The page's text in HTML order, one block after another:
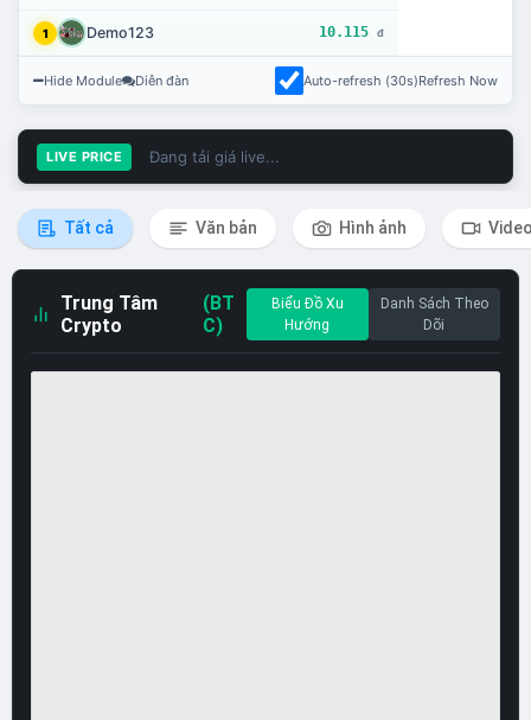
1 Demo123 10.115 đ
Hide Module Diễn đàn Auto-refresh (30s)Refresh Now
LIVE PRICE Đang tải giá live...
Tất cả Văn bản Hình ảnh
Trung Tâm
Crypto
(BT
C)
Biểu Đồ Xu
Hướng
Danh Sách Theo
Dõi